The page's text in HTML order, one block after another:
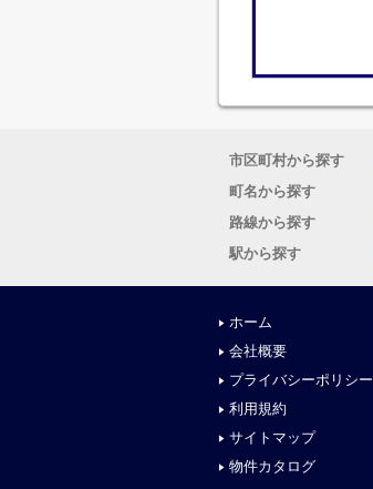
市区町村から探す
町名から探す
路線から探す
駅から探す
ホーム
会社概要
プライバシーポリシー
利用規約
サイトマップ
物件カタログ